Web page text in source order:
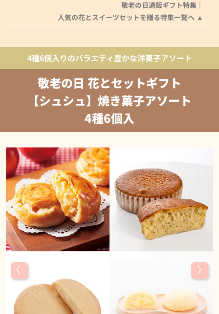
敬老の日通販ギフト特集｜
人気の花とスイーツセットを贈る特集一覧へ
4種6個入りのバラエティ豊かな洋菓子アソート
敬老の日 花とセットギフト
【シュシュ】焼き菓子アソート
4種6個入